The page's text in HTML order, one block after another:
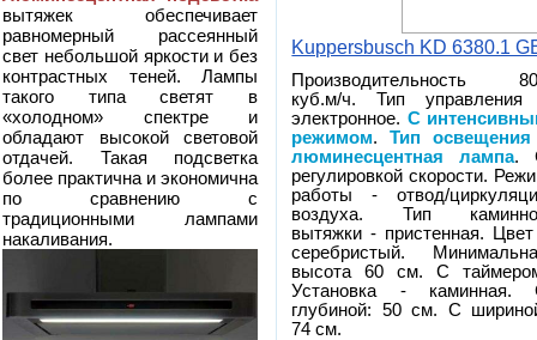
вытяжек обеспечивает
равномерный рассеянный
свет небольшой яркости и без
контрастных теней. Лампы
такого типа светят в
«холодном» спектре и
обладают высокой световой
отдачей. Такая подсветка
более практична и экономична
по сравнению с
традиционными лампами
накаливания.
Kuppersbusch KD 6380.1
Производительность
куб.м/ч. Тип
электронное. С
режимом.Тип
люминесцентная лампа.
регулировкой скорости.
работы - отвод/
воздуха. Тип
вытяжки - пристенная.
серебристый.
высота 60 см. С
Установка - каминная.
глубиной: 50 см. С
74 см.